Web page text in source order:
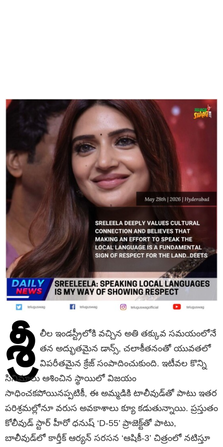
శ్రీ లీల ఇండస్ట్రీలోకి వచ్చిన అతి తక్కువ సమయంలోనే
తన అద్భుతమైన డాన్స్, చలాకీతనంతో యువతలో
విపరీతమైన క్రేజ్ సంపాదించుకుంది. ఇటీవల కొన్ని
సినిమాలు ఆశించిన స్థాయిలో విజయం
సాధించకపోయినప్పటికీ, ఈ అమ్మడికి టాలీవుడ్‌తో పాటు ఇతర
పరిశ్రమల్లోనూ వరుస అవకాశాలు క్యూ కడుతున్నాయి. ప్రస్తుతం
కోలీవుడ్ స్టార్ హీరో ధనుష్ ‘D-55’ ప్రాజెక్ట్‌తో పాటు,
బాలీవుడ్‌లో కార్తీక్ ఆర్యన్ సరసన ‘ఆషికీ-3’ చిత్రంలో నటిస్తూ